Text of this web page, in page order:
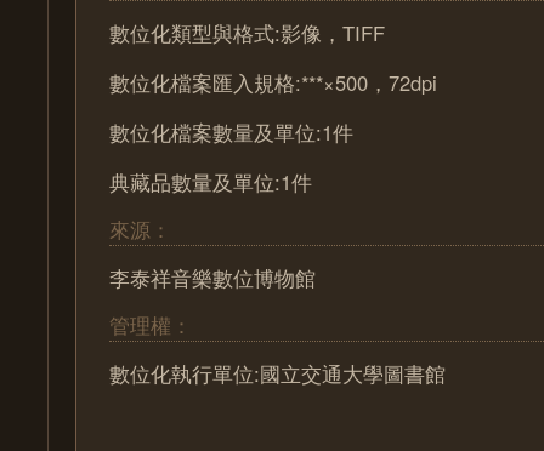
數位化類型與格式:影像，TIFF
數位化檔案匯入規格:***×500，72dpi
數位化檔案數量及單位:1件
典藏品數量及單位:1件
來源：
李泰祥音樂數位博物館
管理權：
數位化執行單位:國立交通大學圖書館